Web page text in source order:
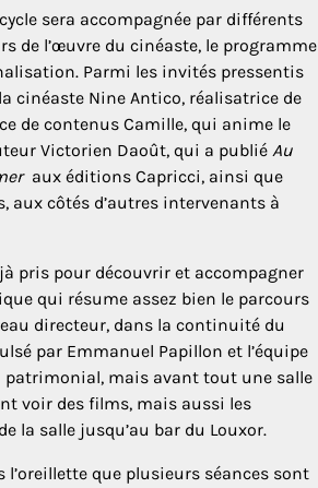
sera accompagnée par différents
de l’œuvre du cinéaste, le programme
Parmi les invités pressentis
cinéaste Nine Antico, réalisatrice de
de contenus Camille, qui anime le
Victorien Daoût, qui a publié Au
aux éditions Capricci, ainsi que
aux côtés d’autres intervenants à
pris pour découvrir et accompagner
qui résume assez bien le parcours
directeur, dans la continuité du
par Emmanuel Papillon et l’équipe
patrimonial, mais avant tout une salle
voir des films, mais aussi les
la salle jusqu’au bar du Louxor.
l’oreillette que plusieurs séances sont